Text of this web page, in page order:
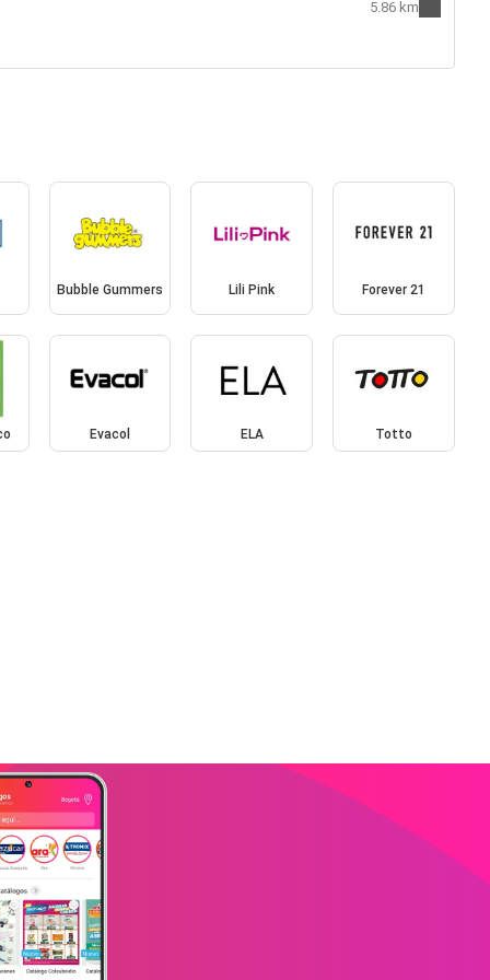
5.86 km
Bubble Gummers Lili Pink Forever 21
Evacol ELA Totto